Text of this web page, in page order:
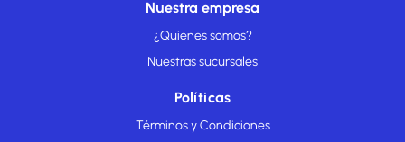
Nuestra empresa
¿Quienes somos?
Nuestras sucursales
Políticas
Términos y Condiciones